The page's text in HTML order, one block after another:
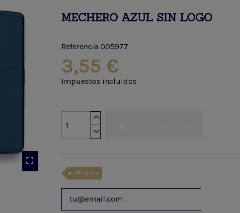
MECHERO AZUL SIN LOGO
Referencia 005977
3,55 €
Impuestos incluidos
Mechero